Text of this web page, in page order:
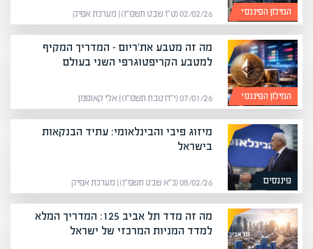
המילון הפיננסי 02/02/26 (ט״ו שבט תשפ״ו) | מערכת אפיק
המילון הפיננסי
מה זה מטבע את'ריום – המדריך המקיף
למטבע הקריפטוגרפי השני בעולם
07/01/26 (י״ח טבת תשפ״ו) | אלי קאופמן
פיננסים
מיזוג פיבי והבינלאומי: עתיד הבנקאות
בישראל
08/02/26 (כ״א שבט תשפ״ו) | מערכת אפיק
מה זה מדד תל אביב 125: המדריך המלא
למדד המניות המרכזי של ישראל